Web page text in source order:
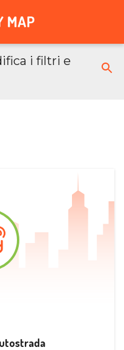
i filtri e